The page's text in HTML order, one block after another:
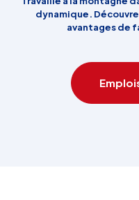
dynamique.
avantages de